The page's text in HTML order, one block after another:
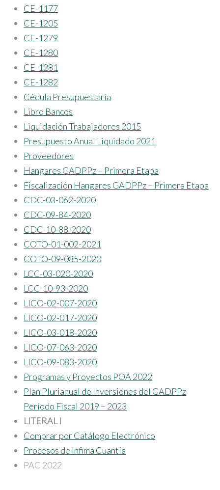
CE-1177
CE-1205
CE-1279
CE-1280
CE-1281
CE-1282
Cédula Presupuestaria
Libro Bancos
Liquidación Trabajadores 2015
Presupuesto Anual Liquidado 2021
Proveedores
Hangares GADPPz – Primera Etapa
Fiscalización Hangares GADPPz – Primera Etapa
CDC-03-062-2020
CDC-09-84-2020
CDC-10-88-2020
COTO-01-002-2021
COTO-09-085-2020
LCC-03-020-2020
LCC-10-93-2020
LICO-02-007-2020
LICO-02-017-2020
LICO-03-018-2020
LICO-07-063-2020
LICO-09-083-2020
Programas y Proyectos POA 2022
Plan Plurianual de Inversiones del GADPPz
Período Fiscal 2019 – 2023
LITERAL I
Comprar por Catálogo Electrónico
Procesos de Infima Cuantía
PAC 2022